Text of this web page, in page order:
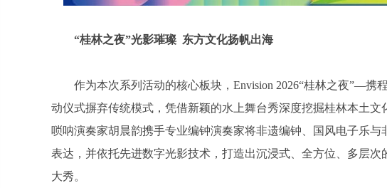
“桂林之夜”光影璀璨 东方文化扬帆出海
作为本次系列活动的核心板块，Envision 2026“桂林之夜”—携
动仪式摒弃传统模式，凭借新颖的水上舞台秀深度挖掘桂林本土
唢呐演奏家胡晨韵携手专业编钟演奏家将非遗编钟、国风电子乐
表达，并依托先进数字光影技术，打造出沉浸式、全方位、多层
大秀。